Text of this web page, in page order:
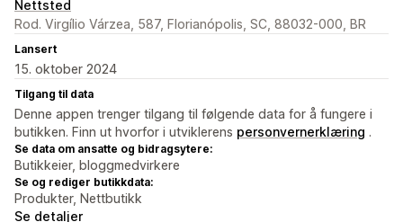
Nettsted
Rod. Virgílio Várzea, 587, Florianópolis, SC, 88032-000, BR
Lansert
15. oktober 2024
Tilgang til data
Denne appen trenger tilgang til følgende data for å fungere i
butikken. Finn ut hvorfor i utviklerens personvernerklæring .
Se data om ansatte og bidragsytere:
Butikkeier, bloggmedvirkere
Se og rediger butikkdata:
Produkter, Nettbutikk
Se detaljer